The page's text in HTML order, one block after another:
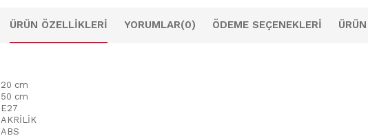
ÜRÜN ÖZELLIKLERI YORUMLAR(0) ÖDEME SEÇENEKLERI
20 cm
50 cm
E27
AKRİLİK
ABS